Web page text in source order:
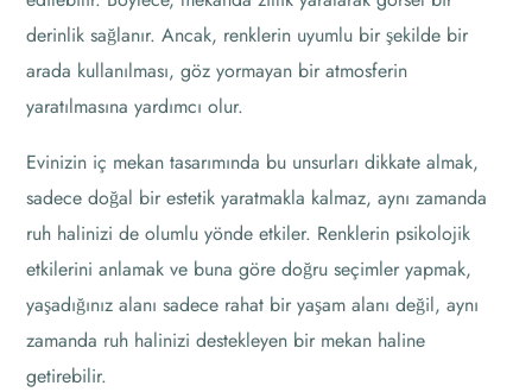
derinlik sağlanır. Ancak, renklerin uyumlu bir şekilde bir
arada kullanılması, göz yormayan bir atmosferin
yaratılmasına yardımcı olur.
Evinizin iç mekan tasarımında bu unsurları dikkate almak,
sadece doğal bir estetik yaratmakla kalmaz, aynı zamanda
ruh halinizi de olumlu yönde etkiler. Renklerin psikolojik
etkilerini anlamak ve buna göre doğru seçimler yapmak,
yaşadığınız alanı sadece rahat bir yaşam alanı değil, aynı
zamanda ruh halinizi destekleyen bir mekan haline
getirebilir.